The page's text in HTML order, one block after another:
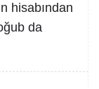
hisabından
da